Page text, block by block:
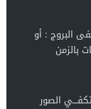
البروج : أو
بالزمن
الصور